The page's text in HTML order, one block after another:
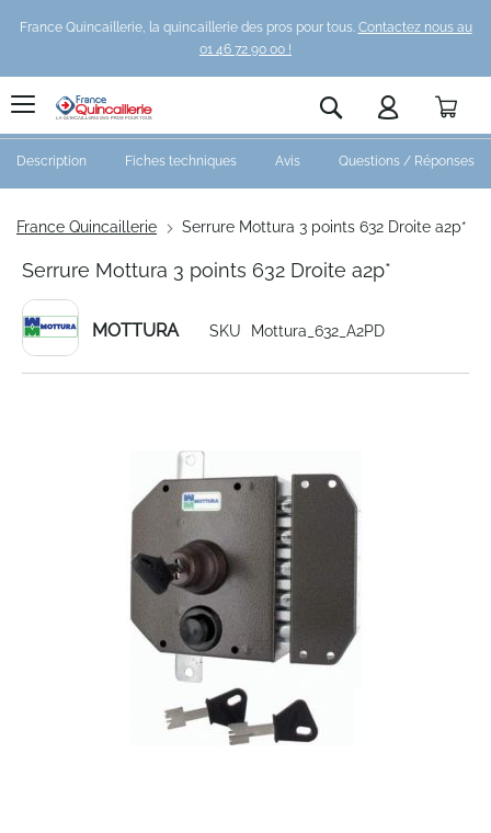
France Quincaillerie, la quincaillerie des pros pour tous. Contactez nous au
01 46 72 90 00 !
Rechercher
France Quincaillerie Serrure Mottura 3 points 632 Droite a2p*
Serrure Mottura 3 points 632 Droite a2p*
MOTTURA SKU Mottura_632_A2PD
Description Fiches techniques Avis Questions / Réponses